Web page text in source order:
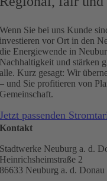
Wenn Sie bei uns Kunde
investieren vor Ort in den
die Energiewende in
Nachhaltigkeit und stärken
alle. Kurz gesagt: Wir
– und Sie profitieren von
Gemeinschaft.
Jetzt passenden
Kontakt
Stadtwerke Neuburg a. d.
Heinrichsheimstraße 2
86633 Neuburg a. d. Donau